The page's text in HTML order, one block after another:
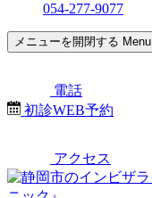
054-277-9077
メニューを開閉する Menu
電話
初診WEB予約
アクセス